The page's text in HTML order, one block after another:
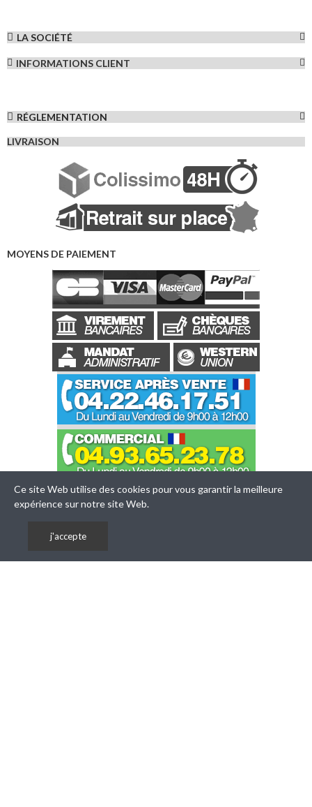
LA SOCIÉTÉ
INFORMATIONS CLIENT
RÉGLEMENTATION
LIVRAISON
MOYENS DE PAIEMENT
Ce site Web utilise des cookies pour vous garantir la meilleure
expérience sur notre site Web.
j'accepte